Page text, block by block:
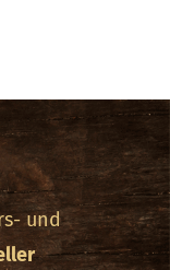
und